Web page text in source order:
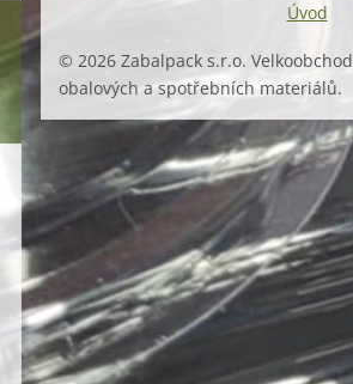
Úvod
© 2026 Zabalpack s.r.o. Velkoobchod
obalových a spotřebních materiálů.